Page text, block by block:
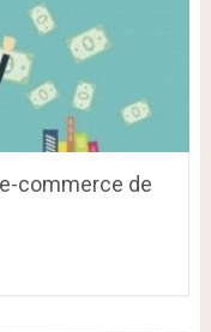
commerce de